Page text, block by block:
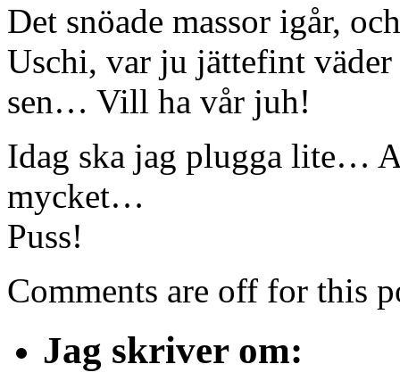
Det snöade massor igår,
Uschi, var ju jättefint
sen… Vill ha vår juh!
Idag ska jag plugga lite…
mycket…
Puss!
Comments are off for this
Jag skriver om: